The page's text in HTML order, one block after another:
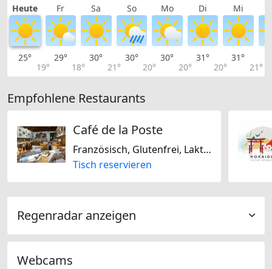
Heute Fr Sa So Mo Di Mi
25°
19°
29°
18°
30°
21°
30°
20°
30°
20°
31°
20°
31°
21°
Empfohlene Restaurants
Café de la Poste
Französisch, Glutenfrei, Laktosefrei
Tisch reservieren
Regenradar anzeigen
Webcams